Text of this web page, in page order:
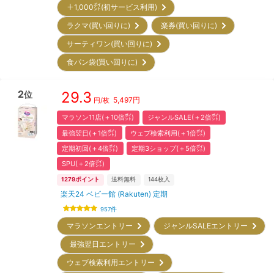
＋1,000㌽(初サービス利用)
ラクマ(買い回りに)
楽券(買い回りに)
サーティワン(買い回りに)
食パン袋(買い回りに)
2位 29.3 円/枚 5,497円
マラソン11店(＋10倍㌽)
ジャンルSALE(＋2倍㌽)
最強翌日(＋1倍㌽)
ウェブ検索利用(＋1倍㌽)
定期初回(＋4倍㌽)
定期3ショップ(＋5倍㌽)
SPU(＋2倍㌽)
1279ポイント 送料無料 144枚入
楽天24 ベビー館 (Rakuten) 定期
957件
マラソンエントリー
ジャンルSALEエントリー
最強翌日エントリー
ウェブ検索利用エントリー